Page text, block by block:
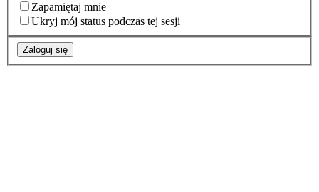
Zapamiętaj mnie
Ukryj mój status podczas tej sesji